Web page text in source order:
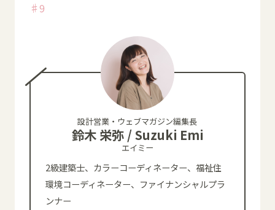
♯9
設計営業・ウェブマガジン編集長
鈴木 栄弥 / Suzuki Emi
エイミー
2級建築士、カラーコーディネーター、福祉住
環境コーディネーター、ファイナンシャルプラ
ンナー